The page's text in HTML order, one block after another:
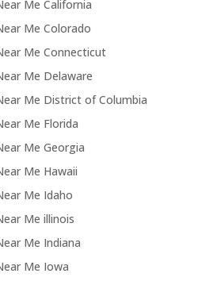
Me California
Me Colorado
Me Connecticut
Me Delaware
Me District of Columbia
Me Florida
Me Georgia
Me Hawaii
Me Idaho
Me illinois
Me Indiana
Me Iowa